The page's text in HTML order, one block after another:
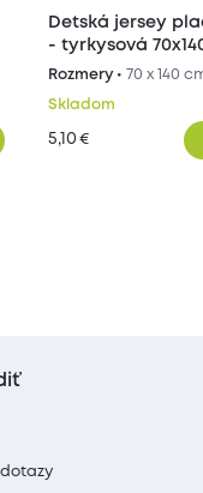
Detská jersey
- tyrkysová
Rozmery • 70 x 140
Skladom
5,10 €